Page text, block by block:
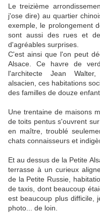
Le treizième
j'ose dire) au quartier
exemple, le prolongement
sont aussi des rues et
d'agréables surprises.
C'est ainsi que l'on peut
Alsace. Ce havre de
l'architecte Jean
alsacien, ces habitations
des familles de douze
Une trentaine de maisons
de toits pentus s'ouvrent
en maître, troublé
chats connaisseurs et
Et au dessus de la Petite
terrasse à un curieux
de la Petite Russie,
de taxis, dont beaucoup
est beaucoup plus difficile,
photo... de loin.